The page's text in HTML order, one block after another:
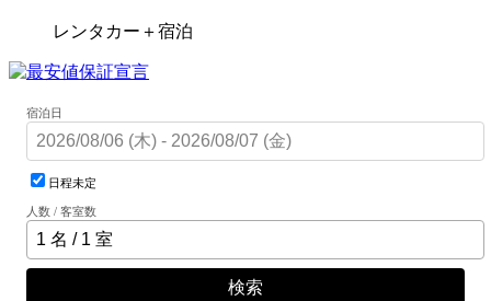
レンタカー＋宿泊
宿泊日
日程未定
人数 / 客室数
検索